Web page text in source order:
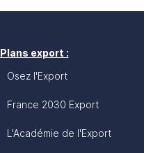
Plans export :
Osez l'Export
France 2030 Export
L'Académie de l'Export